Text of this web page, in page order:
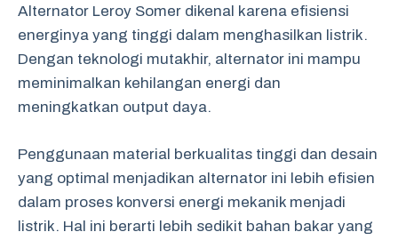
Alternator Leroy Somer dikenal karena efisiensi
energinya yang tinggi dalam menghasilkan listrik.
Dengan teknologi mutakhir, alternator ini mampu
meminimalkan kehilangan energi dan
meningkatkan output daya.
Penggunaan material berkualitas tinggi dan desain
yang optimal menjadikan alternator ini lebih efisien
dalam proses konversi energi mekanik menjadi
listrik. Hal ini berarti lebih sedikit bahan bakar yang